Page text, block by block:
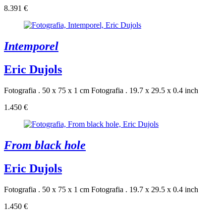
8.391 €
Intemporel
Eric Dujols
Fotografia . 50 x 75 x 1 cm Fotografia . 19.7 x 29.5 x 0.4 inch
1.450 €
From black hole
Eric Dujols
Fotografia . 50 x 75 x 1 cm Fotografia . 19.7 x 29.5 x 0.4 inch
1.450 €